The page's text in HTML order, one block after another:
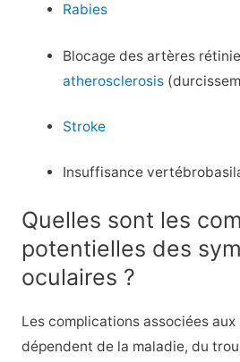
Rabies
Blocage des artères
atherosclerosis
Stroke
Insuffisance
Quelles sont les
potentielles des
oculaires ?
Les complications associées
dépendent de la maladie, du